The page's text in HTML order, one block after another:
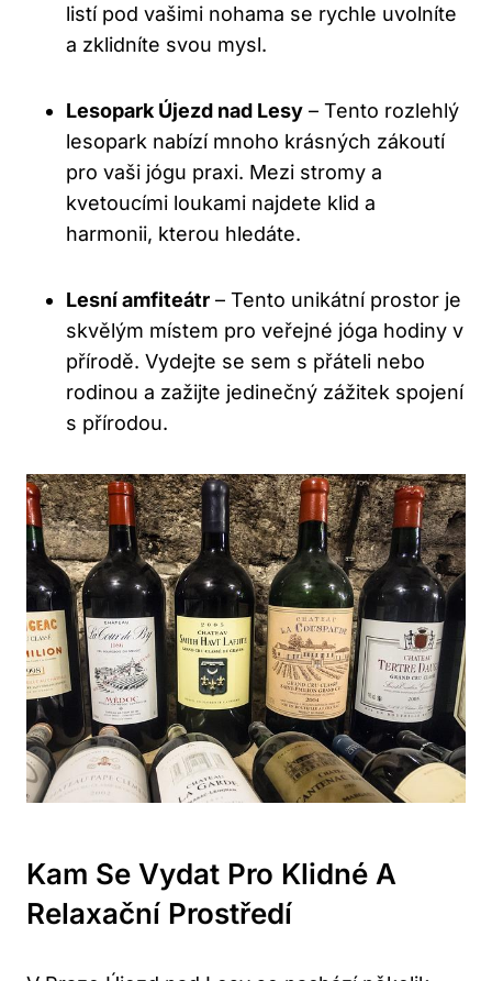
listí pod vašimi nohama se rychle uvolníte
a zklidníte svou mysl.
Lesopark Újezd nad Lesy – Tento rozlehlý
lesopark nabízí mnoho krásných zákoutí
pro vaši jógu praxi. Mezi stromy a
kvetoucími loukami najdete klid a
harmonii, kterou hledáte.
Lesní amfiteátr – Tento unikátní prostor je
skvělým místem pro veřejné jóga hodiny v
přírodě. Vydejte se sem s přáteli nebo
rodinou a zažijte jedinečný zážitek spojení
s přírodou.
Kam Se Vydat Pro Klidné A
Relaxační Prostředí